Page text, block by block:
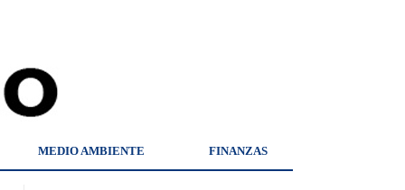
MEDIO AMBIENTE FINANZAS